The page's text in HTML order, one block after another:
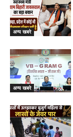
अन्य खबरे
अन्य खबरे